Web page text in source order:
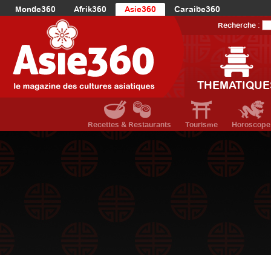
Monde360 Afrik360 Asie360
Caraibe360
Europe360
AmériqueDuNord360
Océanie360
Recherche :
Recettes & Restaurants Tourisme Horoscope